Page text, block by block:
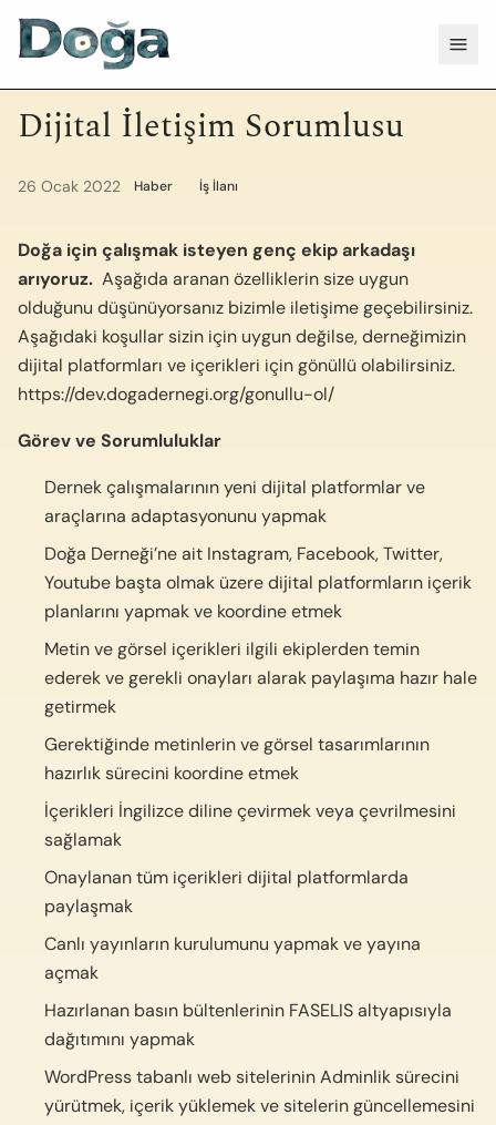
Dijital İletişim Sorumlusu
26 Ocak 2022 Haber İş İlanı
Doğa için çalışmak isteyen genç ekip arkadaşı
arıyoruz. Aşağıda aranan özelliklerin size uygun
olduğunu düşünüyorsanız bizimle iletişime geçebilirsiniz.
Aşağıdaki koşullar sizin için uygun değilse, derneğimizin
dijital platformları ve içerikleri için gönüllü olabilirsiniz.
https://dev.dogadernegi.org/gonullu-ol/
Görev ve Sorumluluklar
Dernek çalışmalarının yeni dijital platformlar ve
araçlarına adaptasyonunu yapmak
Doğa Derneği’ne ait Instagram, Facebook, Twitter,
Youtube başta olmak üzere dijital platformların içerik
planlarını yapmak ve koordine etmek
Metin ve görsel içerikleri ilgili ekiplerden temin
ederek ve gerekli onayları alarak paylaşıma hazır hale
getirmek
Gerektiğinde metinlerin ve görsel tasarımlarının
hazırlık sürecini koordine etmek
İçerikleri İngilizce diline çevirmek veya çevrilmesini
sağlamak
Onaylanan tüm içerikleri dijital platformlarda
paylaşmak
Canlı yayınların kurulumunu yapmak ve yayına
açmak
Hazırlanan basın bültenlerinin FASELIS altyapısıyla
dağıtımını yapmak
WordPress tabanlı web sitelerinin Adminlik sürecini
yürütmek, içerik yüklemek ve sitelerin güncellemesini